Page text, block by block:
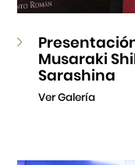
Musaraki
Sarashina
Ver Galería